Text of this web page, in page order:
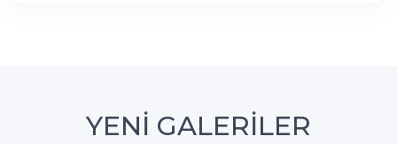
YENİ GALERİLER